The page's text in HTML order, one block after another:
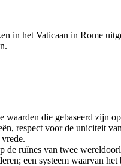
in het Vaticaan in Rome
waarden die gebaseerd
respect voor de uniciteit
de ruïnes van twee
een systeem waarvan